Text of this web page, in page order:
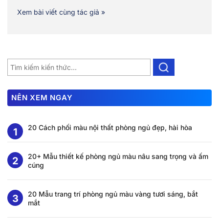
Xem bài viết cùng tác giả »
NÊN XEM NGAY
20 Cách phối màu nội thất phòng ngủ đẹp, hài hòa
20+ Mẫu thiết kế phòng ngủ màu nâu sang trọng và ấm
cúng
20 Mẫu trang trí phòng ngủ màu vàng tươi sáng, bắt
mắt